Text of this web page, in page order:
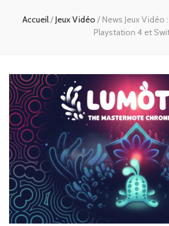
Accueil/Jeux Vidéo / News Jeux Vidéo
Playstation 4 et